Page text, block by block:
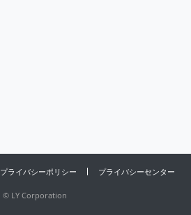
プライバシーポリシー プライバシーセンター
© LY Corporation